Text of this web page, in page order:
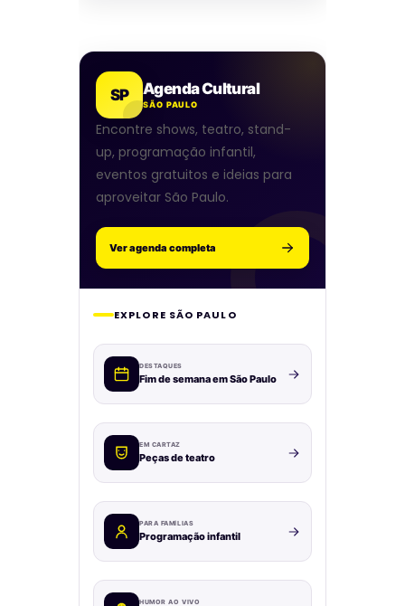
SP Agenda Cultural
SÃO PAULO
Encontre shows, teatro, stand-
up, programação infantil,
eventos gratuitos e ideias para
aproveitar São Paulo.
Ver agenda completa
EXPLORE SÃO PAULO
DESTAQUES
Fim de semana em São Paulo
EM CARTAZ
Peças de teatro
PARA FAMÍLIAS
Programação infantil
HUMOR AO VIVO